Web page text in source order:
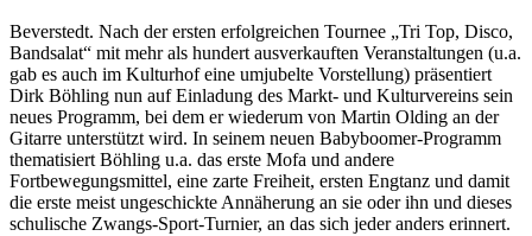
Beverstedt. Nach der ersten erfolgreichen Tournee „Tri Top, Disco,
Bandsalat“ mit mehr als hundert ausverkauften Veranstaltungen (u.a.
gab es auch im Kulturhof eine umjubelte Vorstellung) präsentiert
Dirk Böhling nun auf Einladung des Markt- und Kulturvereins sein
neues Programm, bei dem er wiederum von Martin Olding an der
Gitarre unterstützt wird. In seinem neuen Babyboomer-Programm
thematisiert Böhling u.a. das erste Mofa und andere
Fortbewegungsmittel, eine zarte Freiheit, ersten Engtanz und damit
die erste meist ungeschickte Annäherung an sie oder ihn und dieses
schulische Zwangs-Sport-Turnier, an das sich jeder anders erinnert.